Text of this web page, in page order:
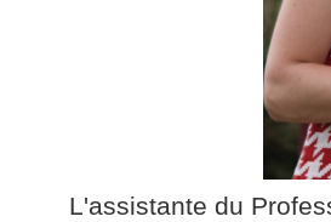
L'assistante du